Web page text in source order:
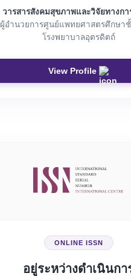
วารสารสังคมสุขภาพและวิจัยทางก
ผู้อำนวยการศูนย์แพทยศาสตรศึกษา
โรงพยาบาลอุตรดิตถ์
View Profile
ONLINE ISSN
อยู่ระหว่างดำเนินกา